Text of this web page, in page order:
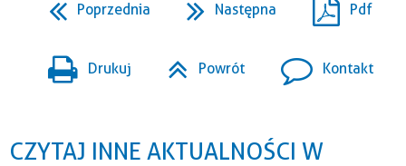
Poprzednia Następna Pdf
Drukuj Powrót Kontakt
CZYTAJ INNE AKTUALNOŚCI W